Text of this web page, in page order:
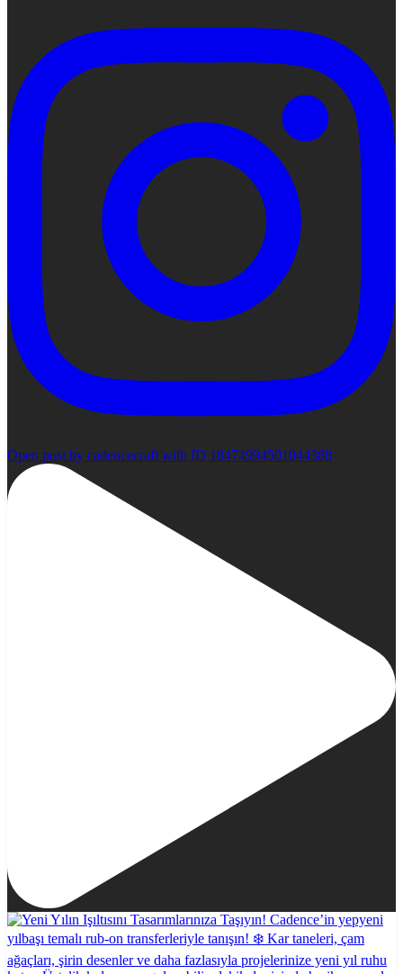
Open post by cadencecraft with ID 18474994501044388